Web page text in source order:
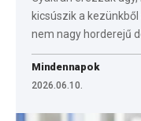
kicsúszik a
nem nagy horderejű
Mindennapok
2026.06.10.